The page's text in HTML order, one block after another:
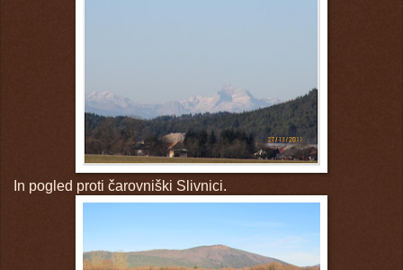
In pogled proti čarovniški Slivnici.